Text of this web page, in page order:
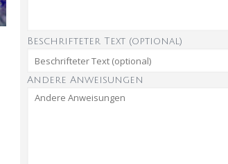
Beschrifteter Text (optional)
Andere Anweisungen